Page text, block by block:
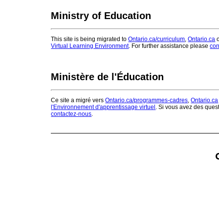
Ministry of Education
This site is being migrated toOntario.ca/curriculum ,Ontario.ca
Virtual Learning Environment. For further assistance please
Ministère de l'Éducation
Ce site a migré versOntario.ca/programmes-cadres ,Ontario.ca
l'Environnement d'apprentissage virtuel . Si vous avez des
contactez-nous